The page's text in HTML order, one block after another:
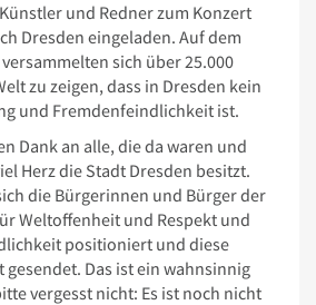
und Redner zum Konzert
Dresden eingeladen. Auf dem
sich über 25.000
zu zeigen, dass in Dresden kein
und Fremdenfeindlichkeit ist.
Dank an alle, die da waren und
Herz die Stadt Dresden besitzt.
die Bürgerinnen und Bürger der
Weltoffenheit und Respekt und
positioniert und diese
gesendet. Das ist ein wahnsinnig
vergesst nicht: Es ist noch nicht